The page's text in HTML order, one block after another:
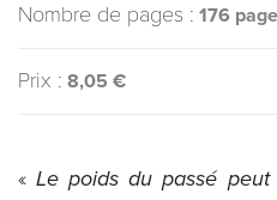
Nombre de pages : 176
Prix : 8,05 €
«Le poids du passé